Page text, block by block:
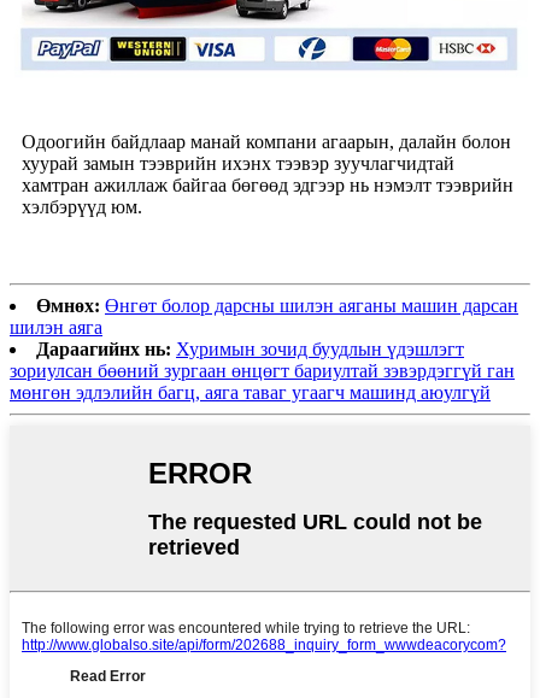
Одоогийн байдлаар манай компани агаарын, далайн болон
хуурай замын тээврийн ихэнх тээвэр зуучлагчидтай
хамтран ажиллаж байгаа бөгөөд эдгээр нь нэмэлт тээврийн
хэлбэрүүд юм.
Өмнөх: Өнгөт болор дарсны шилэн аяганы машин дарсан
шилэн аяга
Дараагийнх нь: Хуримын зочид буудлын үдэшлэгт
зориулсан бөөний зургаан өнцөгт бариултай зэвэрдэггүй ган
мөнгөн эдлэлийн багц, аяга таваг угаагч машинд аюулгүй